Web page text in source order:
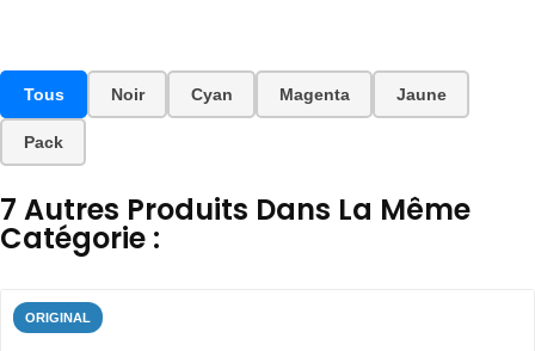
Tous Noir Cyan Magenta Jaune
Pack
7 Autres Produits Dans La Même
Catégorie :
ORIGINAL